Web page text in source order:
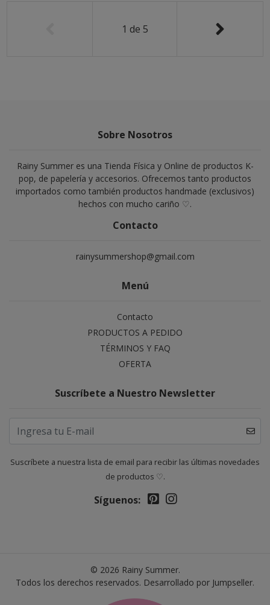
1 de 5
Sobre Nosotros
Rainy Summer es una Tienda Física y Online de productos K-
pop, de papelería y accesorios. Ofrecemos tanto productos
importados como también productos handmade (exclusivos)
hechos con mucho cariño ♡.
Contacto
rainysummershop@gmail.com
Menú
Contacto
PRODUCTOS A PEDIDO
TÉRMINOS Y FAQ
OFERTA
Suscríbete a Nuestro Newsletter
Suscríbete a nuestra lista de email para recibir las últimas novedades
de productos ♡.
Síguenos:
© 2026 Rainy Summer.
Todos los derechos reservados. Desarrollado por Jumpseller.